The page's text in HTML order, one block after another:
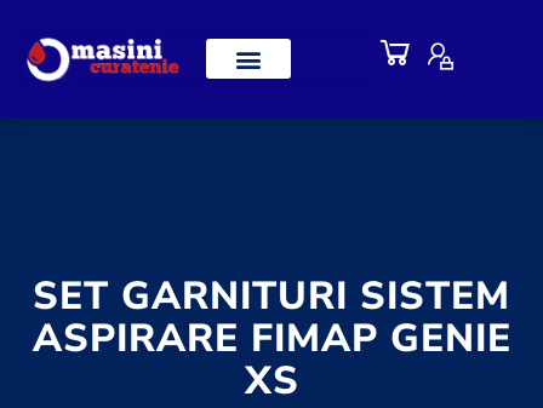
SET GARNITURI SISTEM
ASPIRARE FIMAP GENIE
XS